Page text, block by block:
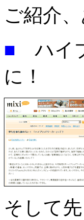
ご紹介
■ ハイ
に
そして